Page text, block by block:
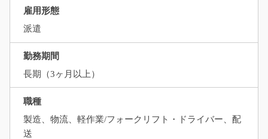
雇用形態
派遣
勤務期間
長期（3ヶ月以上）
職種
製造、物流、軽作業/フォークリフト・ドライバー、配
送